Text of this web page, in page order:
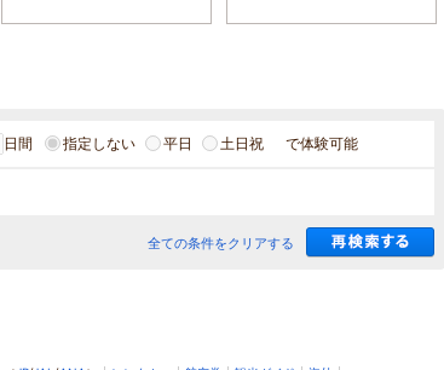
日間 指定しない 平日 土日祝 で体験可能
全ての条件をクリアする